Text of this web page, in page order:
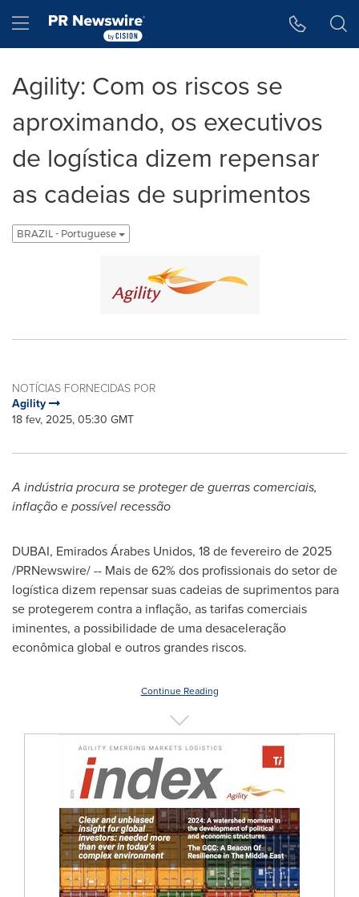
Hamburger menu
Agility: Com os riscos se
aproximando, os executivos
de logística dizem repensar
as cadeias de suprimentos
BRAZIL - Portuguese
NOTÍCIAS FORNECIDAS POR
Agility
18 fev, 2025, 05:30 GMT
A indústria procura se proteger de guerras comerciais,
inflação e possível recessão
DUBAI, Emirados Árabes Unidos, 18 de fevereiro de 2025
/PRNewswire/ -- Mais de62% dos profissionais do setor de
logística dizem repensar suas cadeias de suprimentos para
se protegerem contra a inflação, as tarifas comerciais
iminentes, a possibilidade de uma desaceleração
econômica global e outros grandes riscos.
Continue Reading